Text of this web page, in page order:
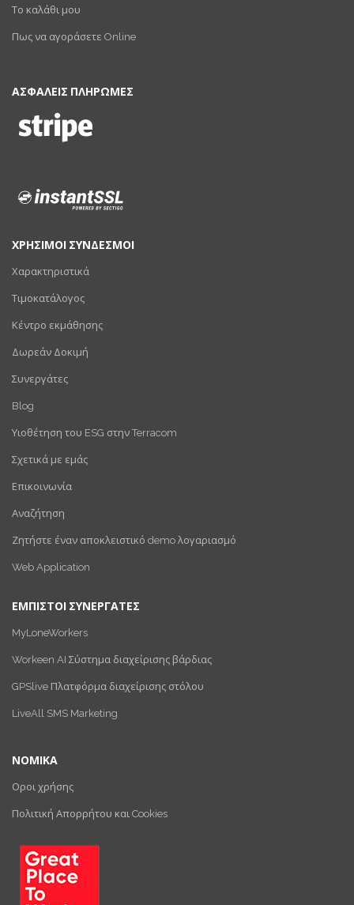
Το καλάθι μου
Πως να αγοράσετε Online
ΑΣΦΑΛΕΙΣ ΠΛΗΡΩΜΕΣ
ΧΡΗΣΙΜΟΙ ΣΥΝΔΕΣΜΟΙ
Χαρακτηριστικά
Τιμοκατάλογος
Κέντρο εκμάθησης
Δωρεάν Δοκιμή
Συνεργάτες
Blog
Υιοθέτηση του ESG στην Terracom
Σχετικά με εμάς
Επικοινωνία
Αναζήτηση
Ζητήστε έναν αποκλειστικό demo λογαριασμό
Web Application
ΕΜΠΙΣΤΟΙ ΣΥΝΕΡΓΑΤΕΣ
MyLoneWorkers
Workeen AI Σύστημα διαχείρισης βάρδιας
GPSlive Πλατφόρμα διαχείρισης στόλου
LiveAll SMS Marketing
ΝΟΜΙΚΑ
Οροι χρήσης
Πολιτική Απορρήτου και Cookies